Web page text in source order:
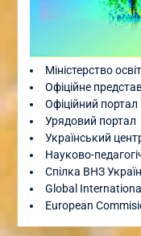
Міністерство
Офіційне
Офіційний
Урядовий портал
Український
Науково-
Спілка ВНЗ
Global
European